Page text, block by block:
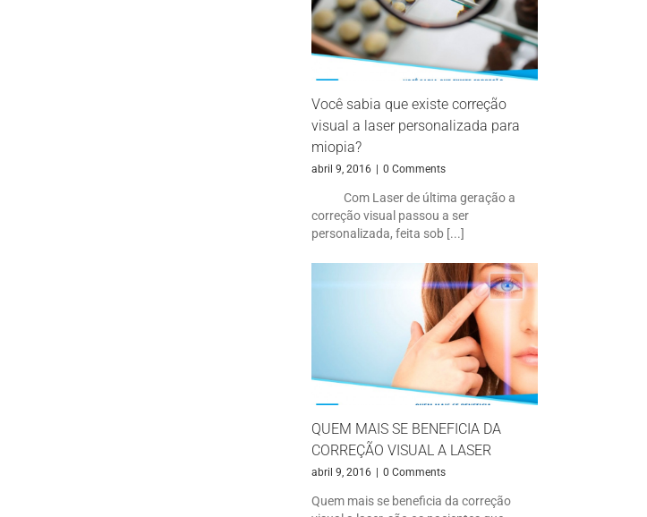
Você sabia que existe correção
visual a laser personalizada para
miopia?
abril 9, 2016 0 Comments
Com Laser de última geração a
correção visual passou a ser
personalizada, feita sob [...]
QUEM MAIS SE BENEFICIA DA
CORREÇÃO VISUAL A LASER
abril 9, 2016 0 Comments
Quem mais se beneficia da correção